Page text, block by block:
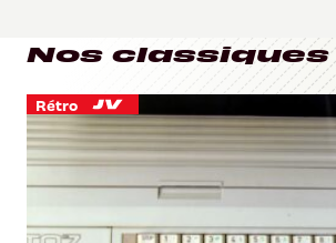
Nos classiques
Rétro